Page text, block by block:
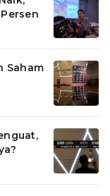
Saham